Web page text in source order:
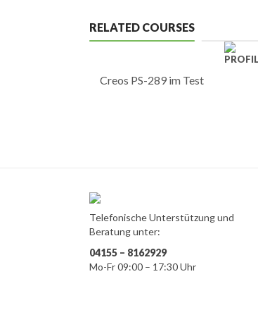
RELATED COURSES
Creos PS-289 im Test
Telefonische Unterstützung und
Beratung unter:
04155 – 8162929
Mo-Fr 09:00 – 17:30 Uhr